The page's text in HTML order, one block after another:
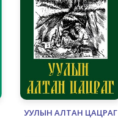
УУЛЫН АЛТАН ЦАЦРАГ